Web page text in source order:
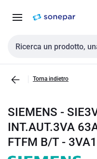
navigazione alla
Cerca input
Torna indietro
SIEMENS -
INT.AUT.3VA
FTFM B/T -